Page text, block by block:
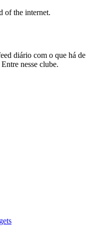
of the internet.
diário com o que há de
nesse clube.